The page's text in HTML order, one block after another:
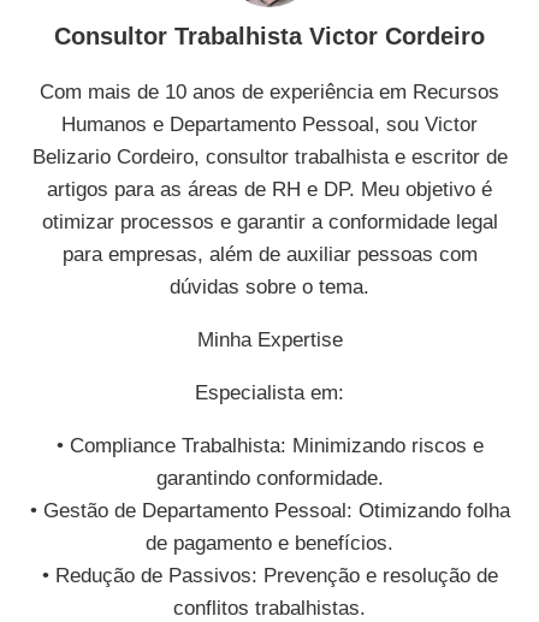
Consultor Trabalhista Victor Cordeiro
Com mais de 10 anos de experiência em Recursos
Humanos e Departamento Pessoal, sou Victor
Belizario Cordeiro, consultor trabalhista e escritor de
artigos para as áreas de RH e DP. Meu objetivo é
otimizar processos e garantir a conformidade legal
para empresas, além de auxiliar pessoas com
dúvidas sobre o tema.
Minha Expertise
Especialista em:
• Compliance Trabalhista: Minimizando riscos e
garantindo conformidade.
• Gestão de Departamento Pessoal: Otimizando folha
de pagamento e benefícios.
• Redução de Passivos: Prevenção e resolução de
conflitos trabalhistas.